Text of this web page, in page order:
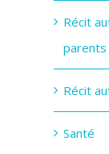
Récit
Récit
Santé